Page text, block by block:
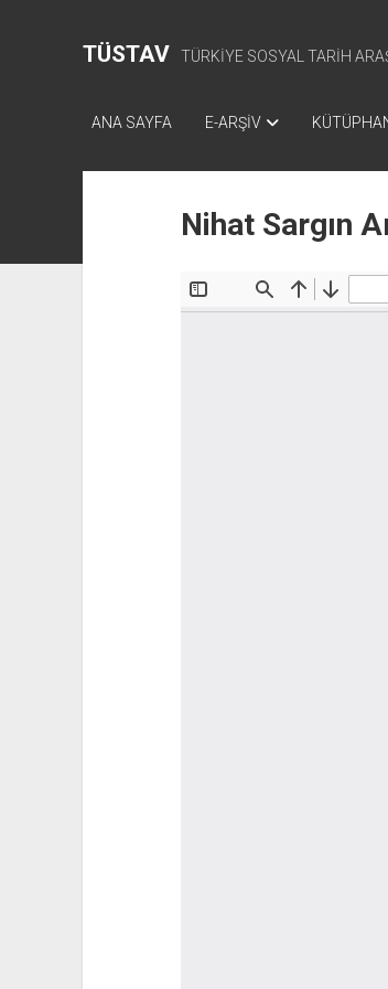
TÜSTAV TÜRKİYE SOSYAL TARİH
ANA SAYFA E-ARŞİV
Nihat Sargın